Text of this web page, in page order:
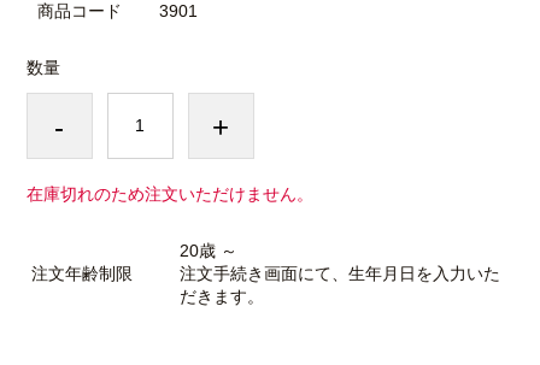
商品コード 3901
数量
- +
在庫切れのため注文いただけません。
注文年齢制限
20歳 ～
注文手続き画面にて、生年月日を入力いた
だきます。